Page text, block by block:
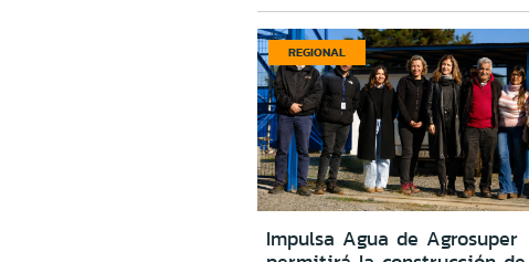
REGIONAL
Impulsa Agua de Agrosuper